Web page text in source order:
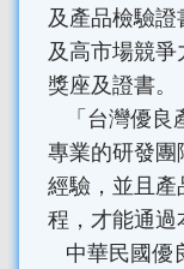
及產品檢驗
及高市場競
獎座及證書。
「台灣優良
專業的研發團
經驗，並且
程，才能通過
中華民國優